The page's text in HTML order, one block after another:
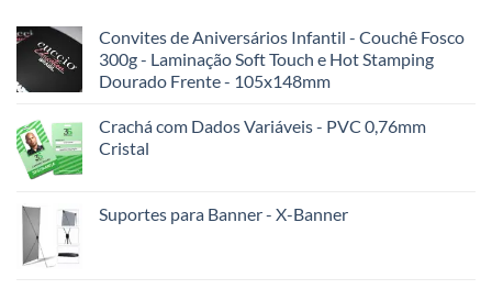
Convites de Aniversários Infantil - Couchê Fosco
300g - Laminação Soft Touch e Hot Stamping
Dourado Frente - 105x148mm
Crachá com Dados Variáveis - PVC 0,76mm
Cristal
Suportes para Banner - X-Banner